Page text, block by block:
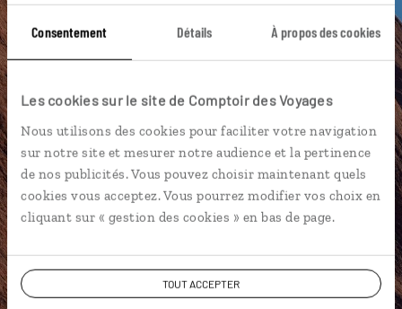
Consentement Détails À propos des cookies
Les cookies sur le site de Comptoir des Voyages
Nous utilisons des cookies pour faciliter votre navigation
sur notre site et mesurer notre audience et la pertinence
de nos publicités. Vous pouvez choisir maintenant quels
cookies vous acceptez. Vous pourrez modifier vos choix en
cliquant sur « gestion des cookies » en bas de page.
TOUT ACCEPTER
4x4 Broome Airlie Beach
Cairns Forêts Primaires Blue Mountains
Centre rouge Culture aborigène
Australie Occidentale
spécialiste Australie